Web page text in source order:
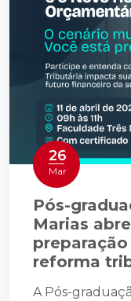
26
Mar
Pós-
Marias
reforma
A Pós-